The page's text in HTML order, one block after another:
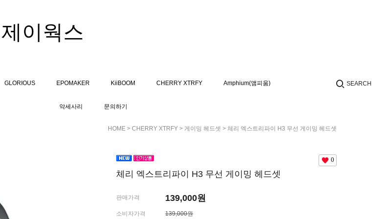
제이웍스
SEARCH
GLORIOUS EPOMAKER KiiBOOM CHERRY XTRFY Amphium(앰피움)
악세사리 문의하기
HOME > CHERRY XTRFY > 게이밍 헤드셋 > 체리 엑스트리파이 H3 무선 게이밍 헤드셋
0
체리 엑스트리파이 H3 무선 게이밍 헤드셋
판매가격 139,000원
소비자가격 139,000원